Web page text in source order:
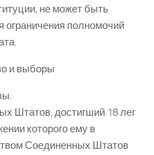
не может быть
ограничения полномочий
и выборы
Штатов, достигший 18 лег
которого ему в
Соединенных Штатов